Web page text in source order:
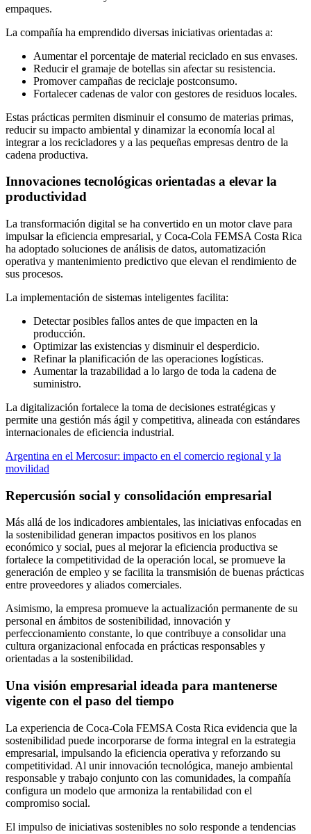
empaques.
La compañía ha emprendido diversas iniciativas orientadas a:
Aumentar el porcentaje de material reciclado en sus envases.
Reducir el gramaje de botellas sin afectar su resistencia.
Promover campañas de reciclaje postconsumo.
Fortalecer cadenas de valor con gestores de residuos locales.
Estas prácticas permiten disminuir el consumo de materias primas,
reducir su impacto ambiental y dinamizar la economía local al
integrar a los recicladores y a las pequeñas empresas dentro de la
cadena productiva.
Innovaciones tecnológicas orientadas a elevar la
productividad
La transformación digital se ha convertido en un motor clave para
impulsar la eficiencia empresarial, y Coca-Cola FEMSA Costa Rica
ha adoptado soluciones de análisis de datos, automatización
operativa y mantenimiento predictivo que elevan el rendimiento de
sus procesos.
La implementación de sistemas inteligentes facilita:
Detectar posibles fallos antes de que impacten en la
producción.
Optimizar las existencias y disminuir el desperdicio.
Refinar la planificación de las operaciones logísticas.
Aumentar la trazabilidad a lo largo de toda la cadena de
suministro.
La digitalización fortalece la toma de decisiones estratégicas y
permite una gestión más ágil y competitiva, alineada con estándares
internacionales de eficiencia industrial.
Argentina en el Mercosur: impacto en el comercio regional y la
movilidad
Repercusión social y consolidación empresarial
Más allá de los indicadores ambientales, las iniciativas enfocadas en
la sostenibilidad generan impactos positivos en los planos
económico y social, pues al mejorar la eficiencia productiva se
fortalece la competitividad de la operación local, se promueve la
generación de empleo y se facilita la transmisión de buenas prácticas
entre proveedores y aliados comerciales.
Asimismo, la empresa promueve la actualización permanente de su
personal en ámbitos de sostenibilidad, innovación y
perfeccionamiento constante, lo que contribuye a consolidar una
cultura organizacional enfocada en prácticas responsables y
orientadas a la sostenibilidad.
Una visión empresarial ideada para mantenerse
vigente con el paso del tiempo
La experiencia de Coca-Cola FEMSA Costa Rica evidencia que la
sostenibilidad puede incorporarse de forma integral en la estrategia
empresarial, impulsando la eficiencia operativa y reforzando su
competitividad. Al unir innovación tecnológica, manejo ambiental
responsable y trabajo conjunto con las comunidades, la compañía
configura un modelo que armoniza la rentabilidad con el
compromiso social.
El impulso de iniciativas sostenibles no solo responde a tendencias